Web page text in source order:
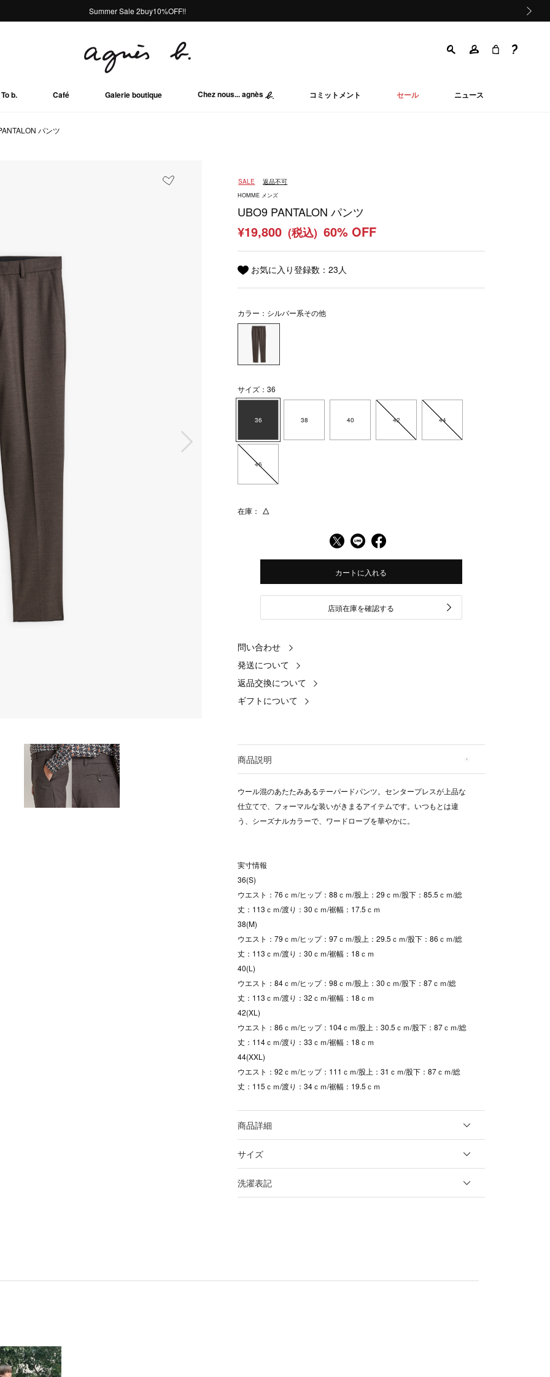
熊本地域地震の影響による配送遅延について
Summer Sale 2buy10%OFF!!
熊本地域地震の影響による配送遅延について
Summer Sale 2buy10%OFF!!
To b. Café Galerie boutique Chez nous... agnès コミットメント セール ニュース
パンツ
SALE 返品不可
HOMME メンズ
UBO9 PANTALON パンツ
¥19,800 (税込) 60% OFF
お気に入り登録数：23人
カラー：シルバー系その他
サイズ：36
36 38 40 42 44
46
在庫： △
カートに入れる
店頭在庫を確認する
問い合わせ
発送について
返品交換について
ギフトについて
商品説明
ウール混のあたたみあるテーパードパンツ。センタープレスが上品な
仕立てで、フォーマルな装いがきまるアイテムです。いつもとは違
う、シーズナルカラーで、ワードローブを華やかに。
実寸情報
36(S)
ウエスト：76ｃｍ/ヒップ：88ｃｍ/股上：29ｃｍ/股下：85.5ｃｍ/総
丈：113ｃｍ/渡り：30ｃｍ/裾幅：17.5ｃｍ
38(M)
ウエスト：79ｃｍ/ヒップ：97ｃｍ/股上：29.5ｃｍ/股下：86ｃｍ/総
丈：113ｃｍ/渡り：30ｃｍ/裾幅：18ｃｍ
40(L)
ウエスト：84ｃｍ/ヒップ：98ｃｍ/股上：30ｃｍ/股下：87ｃｍ/総
丈：113ｃｍ/渡り：32ｃｍ/裾幅：18ｃｍ
42(XL)
ウエスト：86ｃｍ/ヒップ：104ｃｍ/股上：30.5ｃｍ/股下：87ｃｍ/総
丈：114ｃｍ/渡り：33ｃｍ/裾幅：18ｃｍ
44(XXL)
ウエスト：92ｃｍ/ヒップ：111ｃｍ/股上：31ｃｍ/股下：87ｃｍ/総
丈：115ｃｍ/渡り：34ｃｍ/裾幅：19.5ｃｍ
商品詳細
サイズ
洗濯表記